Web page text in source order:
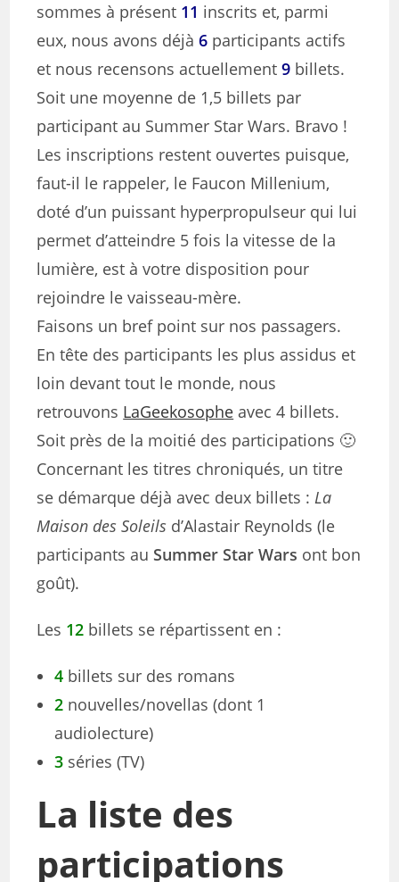
sommes à présent 11 inscrits et, parmi
eux, nous avons déjà6 participants actifs
et nous recensons actuellement9 billets.
Soit une moyenne de 1,5 billets par
participant au Summer Star Wars. Bravo !
Les inscriptions restent ouvertes puisque,
faut-il le rappeler, le Faucon Millenium,
doté d’un puissant hyperpropulseur qui lui
permet d’atteindre 5 fois la vitesse de la
lumière, est à votre disposition pour
rejoindre le vaisseau-mère.
Faisons un bref point sur nos passagers.
En tête des participants les plus assidus et
loin devant tout le monde, nous
retrouvons LaGeekosophe avec 4 billets.
Soit près de la moitié des participations 🙂
Concernant les titres chroniqués, un titre
se démarque déjà avec deux billets :La
Maison des Soleils d’Alastair Reynolds (le
participants au Summer Star Wars ont bon
goût).
Les 12 billets se répartissent en :
4 billets sur des romans
2 nouvelles/novellas (dont 1
audiolecture)
3 séries (TV)
La liste des
participations